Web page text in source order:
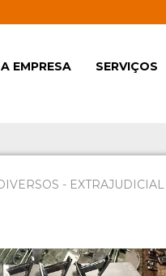
A EMPRESA SERVIÇOS
- EXTRAJUDICIAL